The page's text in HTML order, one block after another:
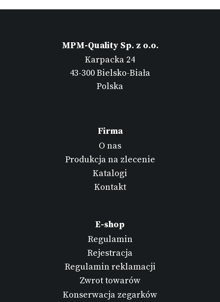
MPM-Quality Sp. z o.o.
Karpacka 24
43-300 Bielsko-Biała
Polska
Firma
O nas
Produkcja na zlecenie
Katalogi
Kontakt
E-shop
Regulamin
Rejestracja
Regulamin reklamacji
Zwrot towarów
Konserwacja zegarków